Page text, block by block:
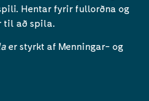
Hentar fyrir fullorðna og
til að spila.
er styrkt af Menningar- og